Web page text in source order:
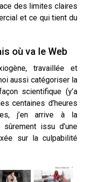
des limites claires
et ce qui tient du
où va le Web
travaillée et
aussi catégoriser la
scientifique (y’a
centaines d’heures
j’en arrive à la
sûrement issu d’une
sur la culpabilité